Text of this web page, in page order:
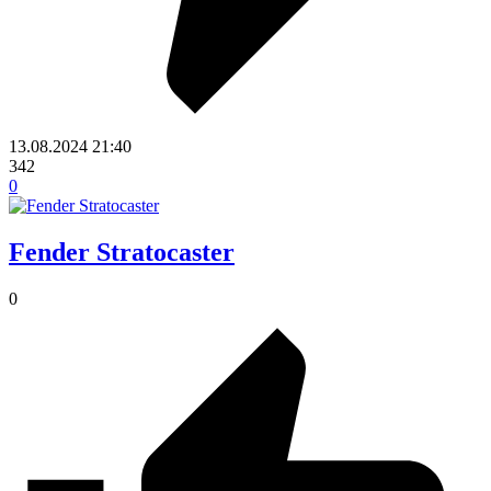
13.08.2024 21:40
342
0
Fender Stratocaster
0